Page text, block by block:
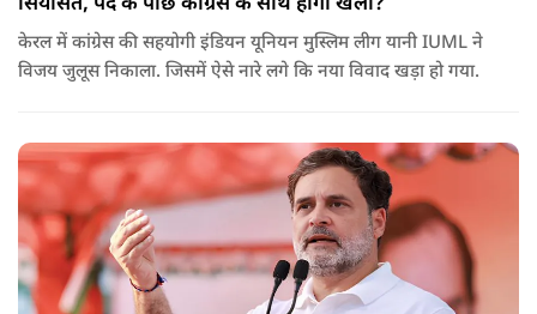
केरल में कांग्रेस की सहयोगी इंडियन यूनियन मुस्लिम लीग यानी IUML ने
विजय जुलूस निकाला. जिसमें ऐसे नारे लगे कि नया विवाद खड़ा हो गया.